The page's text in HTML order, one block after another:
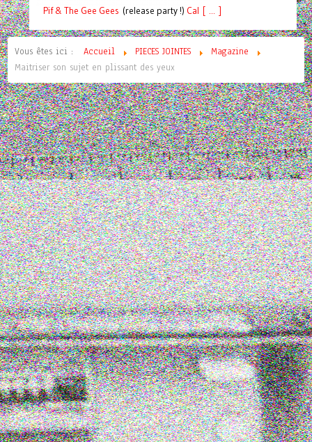
Pif& The Gee Gees (release party !) Cal [ ... ]
Vous êtes ici : Accueil PIECES JOINTES
Magazine
Maitriser son sujet en plissant des yeux